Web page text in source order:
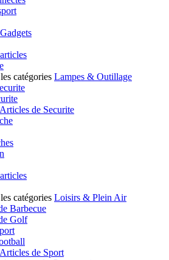
catégories Lampes & Outillage
de Securite
catégories Loisirs & Plein Air
Barbecue
Golf
de Sport